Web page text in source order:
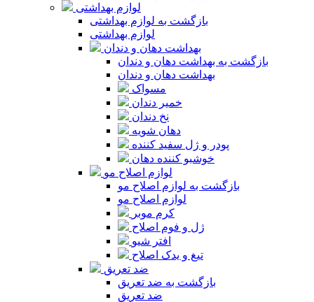
لوازم بهداشتی
بازگشت به لوازم بهداشتی
لوازم بهداشتی
بهداشت دهان و دندان
بازگشت به بهداشت دهان و دندان
بهداشت دهان و دندان
مسواک
خمیر دندان
نخ دندان
دهان شویه
پودر و ژل سفید کننده
خوشبو کننده دهان
لوازم اصلاح مو
بازگشت به لوازم اصلاح مو
لوازم اصلاح مو
کرم موبر
ژل و فوم اصلاح
افتر شیو
تیغ و یدک اصلاح
ضد تعریق
بازگشت به ضد تعریق
ضد تعریق